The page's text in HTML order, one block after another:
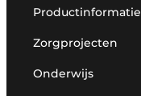
Productinformatie
Zorgprojecten
Onderwijs